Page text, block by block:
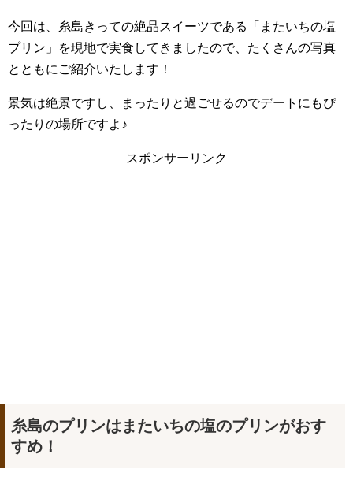
今回は、糸島きっての絶品スイーツである「またいちの塩
プリン」を現地で実食してきましたので、たくさんの写真
とともにご紹介いたします！
景気は絶景ですし、まったりと過ごせるのでデートにもぴ
ったりの場所ですよ♪
スポンサーリンク
糸島のプリンはまたいちの塩のプリンがおす
すめ！